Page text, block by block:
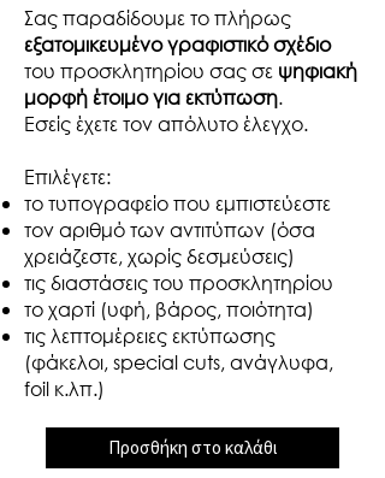
Σας παραδίδουμε το πλήρως
εξατομικευμένο γραφιστικό σχέδιο
του προσκλητηρίου σας σε ψηφιακή
μορφή έτοιμο για εκτύπωση.
Εσείς έχετε τον απόλυτο έλεγχο.​
Επιλέγετε:
το τυπογραφείο που εμπιστεύεστε
τον αριθμό των αντιτύπων (όσα
χρειάζεστε, χωρίς δεσμεύσεις)
τις διαστάσεις του προσκλητηρίου
το χαρτί (υφή, βάρος, ποιότητα)
τις λεπτομέρειες εκτύπωσης
(φάκελοι, special cuts, ανάγλυφα,
foil κ.λπ.)
Προσθήκη στο καλάθι